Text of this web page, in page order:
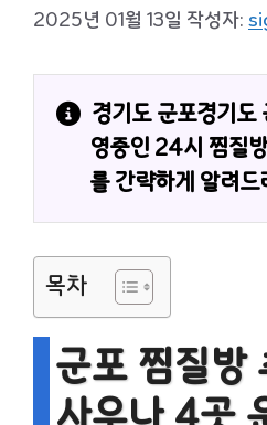
2025년 01월 13일 작성자:
경기도 군포경기도
영중인 24시 찜질
를 간략하게 알려드
목차
군포 찜질방